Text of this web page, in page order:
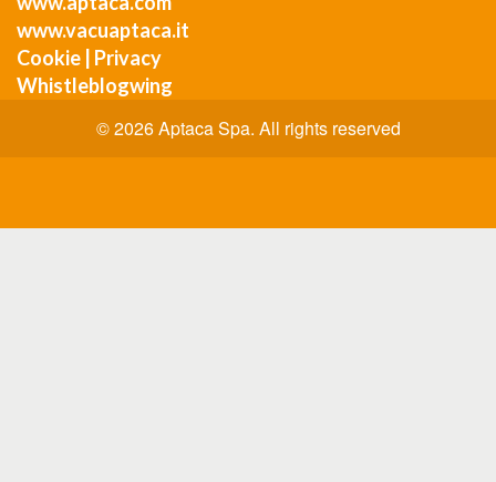
www.vacuaptaca.it
Cookie Privacy
Whistleblogwing
© 2026 Aptaca Spa. All rights reserved